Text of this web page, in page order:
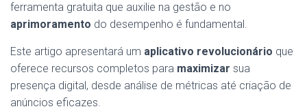
ferramenta gratuita que auxilie na gestão e no
aprimoramento do desempenho é fundamental.
Este artigo apresentará um aplicativo revolucionário que
oferece recursos completos para maximizar sua
presença digital, desde análise de métricas até criação de
anúncios eficazes.